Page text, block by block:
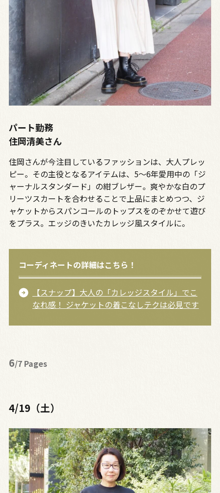
パート勤務
住岡清美さん
住岡さんが今注目しているファッションは、大人プレッ
ピー。その主役となるアイテムは、5～6年愛用中の「ジ
ャーナルスタンダード」の紺ブレザー。爽やかな白のプ
リーツスカートを合わせることで上品にまとめつつ、ジ
ャケットからスパンコールのトップスをのぞかせて遊び
をプラス。エッジのきいたカレッジ風スタイルに。
コーディネートの詳細はこちら！
【スナップ】大人の「カレッジスタイル」でこ
なれ感！ ジャケットの着こなしテクは必見です
6/7 Pages
4/19（土）